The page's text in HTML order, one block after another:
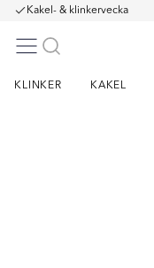
Kakel- & klinkervecka
KLINKER KAKEL